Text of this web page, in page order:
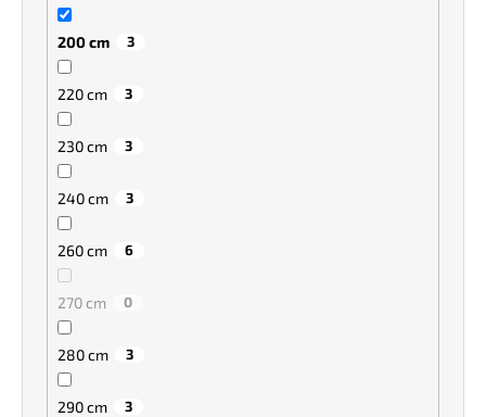
200 cm 3
220 cm 3
230 cm 3
240 cm 3
260 cm 6
270 cm 0
280 cm 3
290 cm 3